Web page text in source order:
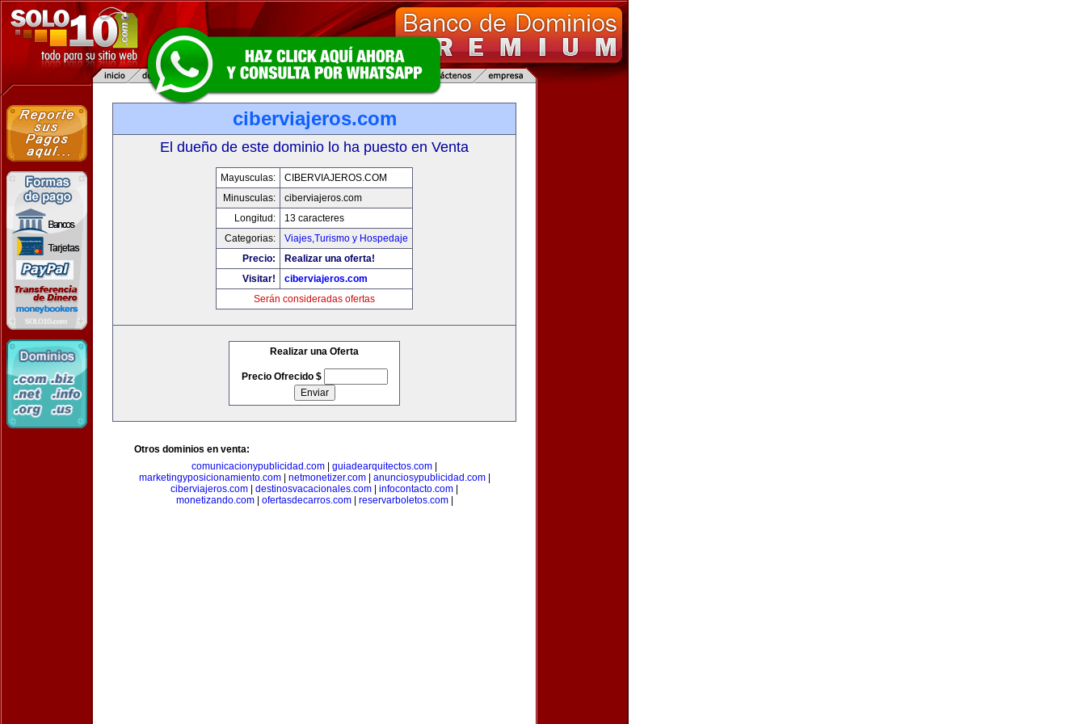
ciberviajeros.com
El dueño de este dominio lo ha puesto en Venta
Mayusculas:
CIBERVIAJEROS.COM
Minusculas:
ciberviajeros.com
Longitud:
13 caracteres
Categorias:
Viajes,Turismo y Hospedaje
Precio:
Realizar una oferta!
Visitar!
ciberviajeros.com
Serán consideradas ofertas
Realizar una Oferta
Precio Ofrecido $
Otros dominios en venta:
comunicacionypublicidad.com
guiadearquitectos.com
marketingyposicionamiento.com| netmonetizer.com| anunciosypublicidad.com|
ciberviajeros.com
destinosvacacionales.com infocontacto.com
monetizando.com| ofertasdecarros.com| reservarboletos.com|